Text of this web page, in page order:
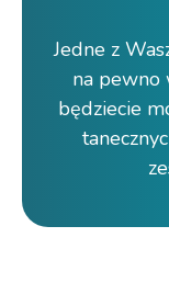
Jedne z
na pewno
będziecie